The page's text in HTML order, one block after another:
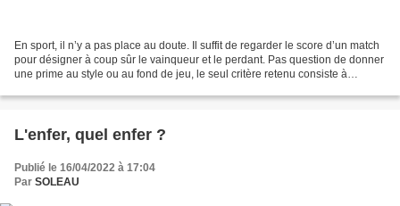
En sport, il n’y a pas place au doute. Il suffit de regarder le score d’un match
pour désigner à coup sûr le vainqueur et le perdant. Pas question de donner
une prime au style ou au fond de jeu, le seul critère retenu consiste à
L'enfer, quel enfer ?
Publié le 16/04/2022 à 17:04
Par SOLEAU